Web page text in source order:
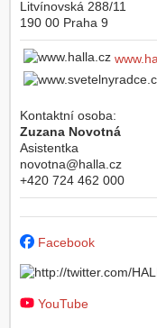
Litvínovská 288/11
190 00 Praha 9
Kontaktní osoba:
Zuzana Novotná
Asistentka
novotna@halla.cz
+420 724 462 000
Facebook
YouTube